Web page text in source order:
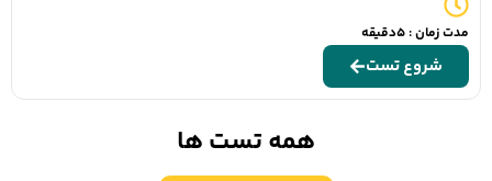
مدت زمان : 5دقیقه
شروع تست
همه تست ها